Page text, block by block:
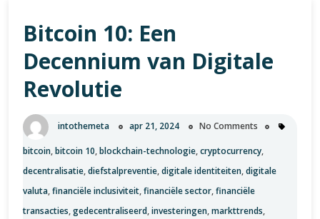
Bitcoin 10: Een
Decennium van Digitale
Revolutie
intothemeta apr 21, 2024 No Comments
bitcoin,bitcoin 10,blockchain-technologie,cryptocurrency,
decentralisatie,diefstalpreventie,digitale identiteiten,digitale
valuta,financiële inclusiviteit,financiële sector,financiële
transacties,gedecentraliseerd,investeringen,markttrends,